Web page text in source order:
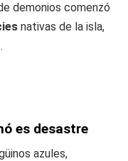
demonios comenzó
nativas de la isla,
es desastre
azules,